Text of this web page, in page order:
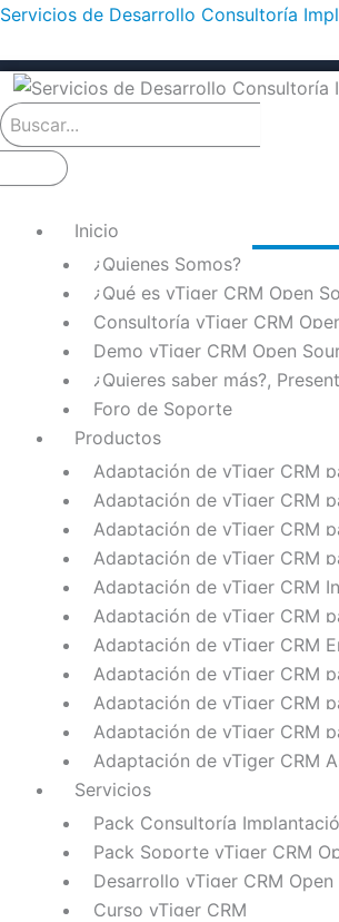
Ir
contenido
Servicios de Desarrollo Consultoría
Inicio
¿Quienes Somos?
¿Qué es vTiger CRM Open
Consultoría vTiger CRM
Demo vTiger CRM Open
¿Quieres saber más?,
Foro de Soporte
Productos
Adaptación de vTiger CRM
Adaptación de vTiger CRM
Adaptación de vTiger CRM
Adaptación de vTiger CRM
Adaptación de vTiger CRM
Adaptación de vTiger CRM
Adaptación de vTiger CRM
Adaptación de vTiger CRM
Adaptación de vTiger CRM
Adaptación de vTiger CRM
Adaptación de vTiger CRM
Servicios
Pack Consultoría
Pack Soporte vTiger CRM
Desarrollo vTiger CRM Open
Curso vTiger CRM